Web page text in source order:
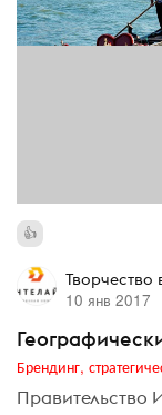
Творчество
10 янв 2017
Брендинг,
Правительство